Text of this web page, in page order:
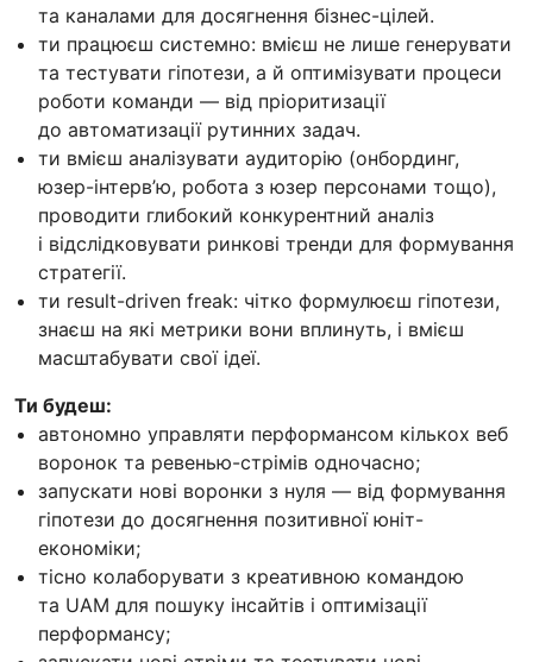
та каналами для досягнення бізнес-цілей.
ти працюєш системно: вмієш не лише генерувати
та тестувати гіпотези, а й оптимізувати процеси
роботи команди — від пріоритизації
до автоматизації рутинних задач.
ти вмієш аналізувати аудиторію (онбординг,
юзер-інтерв’ю, робота з юзер персонами тощо),
проводити глибокий конкурентний аналіз
і відслідковувати ринкові тренди для формування
стратегії.
ти result-driven freak: чітко формулюєш гіпотези,
знаєш на які метрики вони вплинуть, і вмієш
масштабувати свої ідеї.
Ти будеш:
автономно управляти перформансом кількох веб
воронок та ревенью-стрімів одночасно;
запускати нові воронки з нуля — від формування
гіпотези до досягнення позитивної юніт-
економіки;
тісно колаборувати з креативною командою
та UAM для пошуку інсайтів і оптимізації
перформансу;